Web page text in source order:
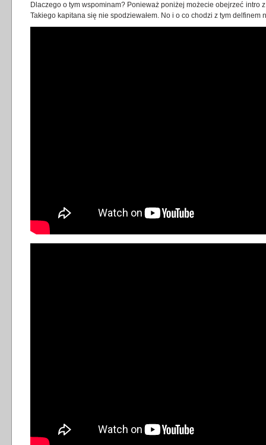
Dlaczego o tym wspominam? Ponieważ poniżej możecie obejrzeć intro
Takiego kapitana się nie spodziewałem. No i o co chodzi z tym delfinem